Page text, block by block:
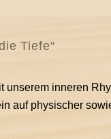
Tiefe“
unserem inneren
auf physischer